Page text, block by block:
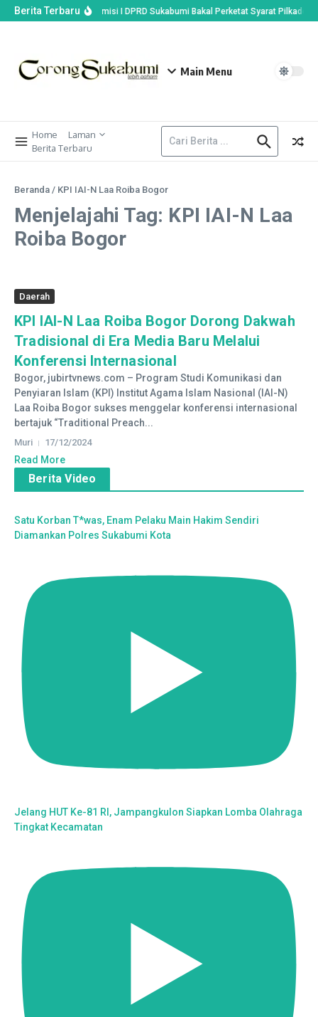
Berita Terbaru
Unit Narkoba, Komisi I DPRD Sukabumi Bakal Perketat Syarat Pilkades
Main Menu
Home
Laman
Berita Terbaru
Beranda / KPI IAI-N Laa Roiba Bogor
Menjelajahi Tag: KPI IAI-N Laa
Roiba Bogor
Daerah
KPI IAI-N Laa Roiba Bogor Dorong Dakwah
Tradisional di Era Media Baru Melalui
Konferensi Internasional
Bogor, jubirtvnews.com – Program Studi Komunikasi dan
Penyiaran Islam (KPI) Institut Agama Islam Nasional (IAI-N)
Laa Roiba Bogor sukses menggelar konferensi internasional
bertajuk “Traditional Preach...
Muri 17/12/2024
Read More
Berita Video
Satu Korban T*was, Enam Pelaku Main Hakim Sendiri
Diamankan Polres Sukabumi Kota
Jelang HUT Ke-81 RI, Jampangkulon Siapkan Lomba Olahraga
Tingkat Kecamatan